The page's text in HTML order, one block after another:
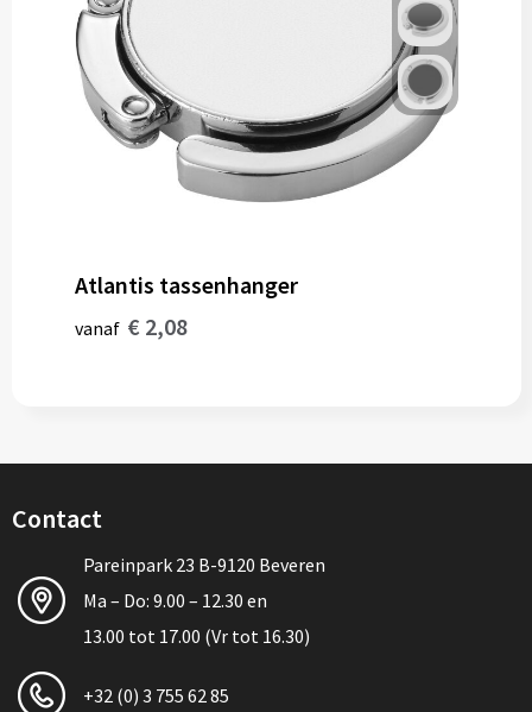
Atlantis tassenhanger
vanaf € 2,08
Contact
Pareinpark 23 B-9120 Beveren
Ma – Do: 9.00 – 12.30 en
13.00 tot 17.00 (Vr tot 16.30)
+32 (0) 3 755 62 85